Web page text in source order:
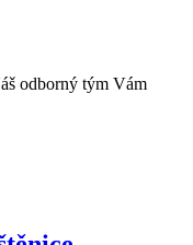
odborný tým Vám